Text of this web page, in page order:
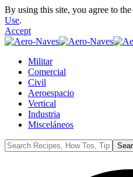
By using this site, you agree to the
Use.
Accept
Militar
Comercial
Civil
Aeroespacio
Vertical
Industria
Misceláneos